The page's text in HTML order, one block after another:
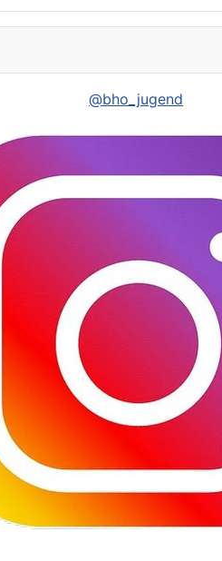
@bho_jugend